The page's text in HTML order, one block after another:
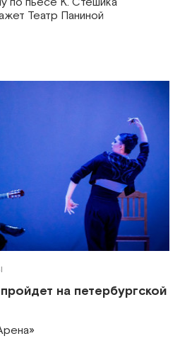
Театр Паниной
на петербургской